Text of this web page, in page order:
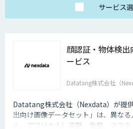
サービス
顔認証・物体検
ービス
Datatang株式会社（
Datatang株式会社（Nexdata）が提
出向け画像データセット」は、異な
人、アフリカ人）姿勢、角度、マス